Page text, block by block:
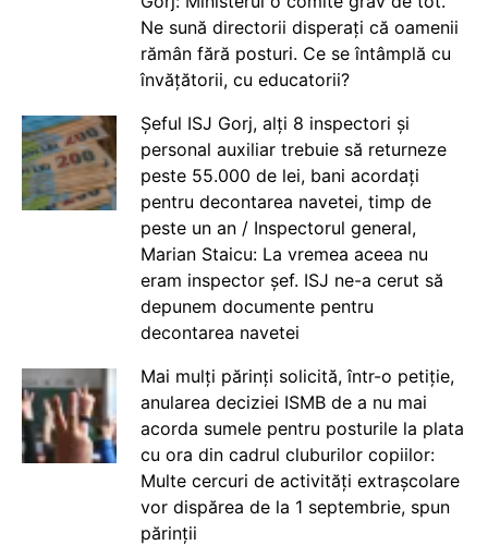
Ne sună directorii disperați că oamenii
rămân fără posturi. Ce se întâmplă cu
învățătorii, cu educatorii?
Șeful ISJ Gorj, alți 8 inspectori și
personal auxiliar trebuie să returneze
peste 55.000 de lei, bani acordați
pentru decontarea navetei, timp de
peste un an / Inspectorul general,
Marian Staicu: La vremea aceea nu
eram inspector șef. ISJ ne-a cerut să
depunem documente pentru
decontarea navetei
Mai mulți părinți solicită, într-o petiție,
anularea deciziei ISMB de a nu mai
acorda sumele pentru posturile la plata
cu ora din cadrul cluburilor copiilor:
Multe cercuri de activități extrașcolare
vor dispărea de la 1 septembrie, spun
părinții